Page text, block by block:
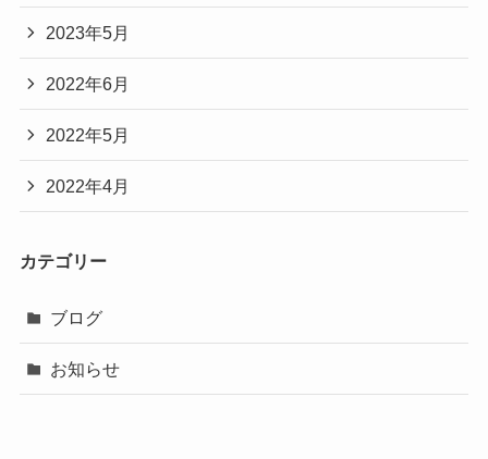
2023年5月
2022年6月
2022年5月
2022年4月
カテゴリー
ブログ
お知らせ